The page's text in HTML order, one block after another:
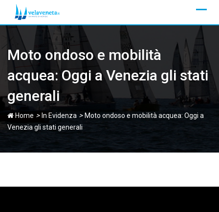
content
Moto ondoso e mobilità
acquea: Oggi a Venezia gli stati
generali
Home > In Evidenza > Moto ondoso e mobilità acquea: Oggi a
Venezia gli stati generali